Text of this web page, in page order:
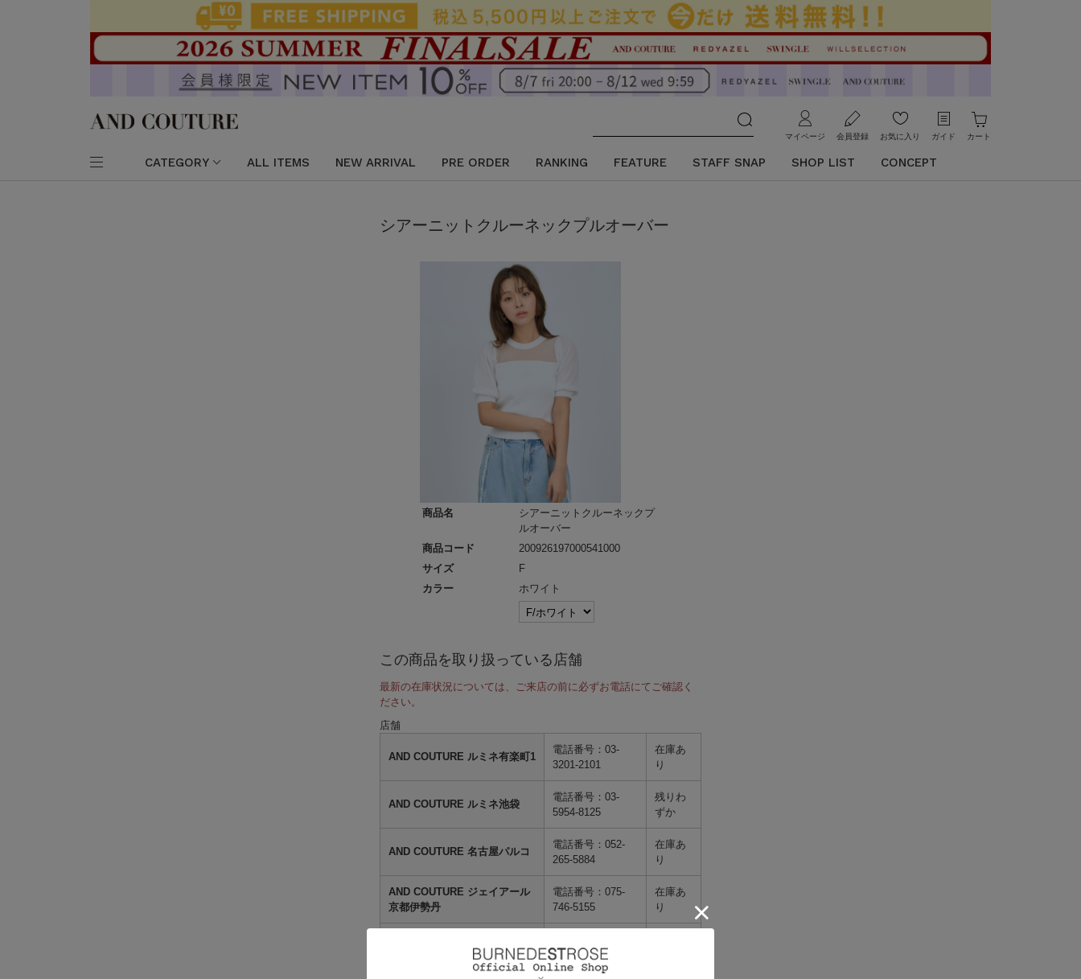
マイページ 会員登録 お気に入り ガイド カート
CATEGORY ALL ITEMS NEW ARRIVAL PRE ORDER RANKING FEATURE STAFF SNAP SHOP LIST CONCEPT
シアーニットクルーネックプルオーバー
商品名
シアーニットクルーネックプ
ルオーバー
商品コード
200926197000541000
サイズ
F
カラー
ホワイト
この商品を取り扱っている店舗
最新の在庫状況については、ご来店の前に必ずお電話にてご確認く
ださい。
店舗
AND COUTURE ルミネ有楽町1
電話番号：03-
3201-2101
在庫あ
り
AND COUTURE ルミネ池袋
電話番号：03-
5954-8125
残りわ
ずか
AND COUTURE 名古屋パルコ
電話番号：052-
265-5884
在庫あ
り
AND COUTURE ジェイアール
京都伊勢丹
電話番号：075-
746-5155
在庫あ
り
AND COUTURE 天神ソラリア
753-4856